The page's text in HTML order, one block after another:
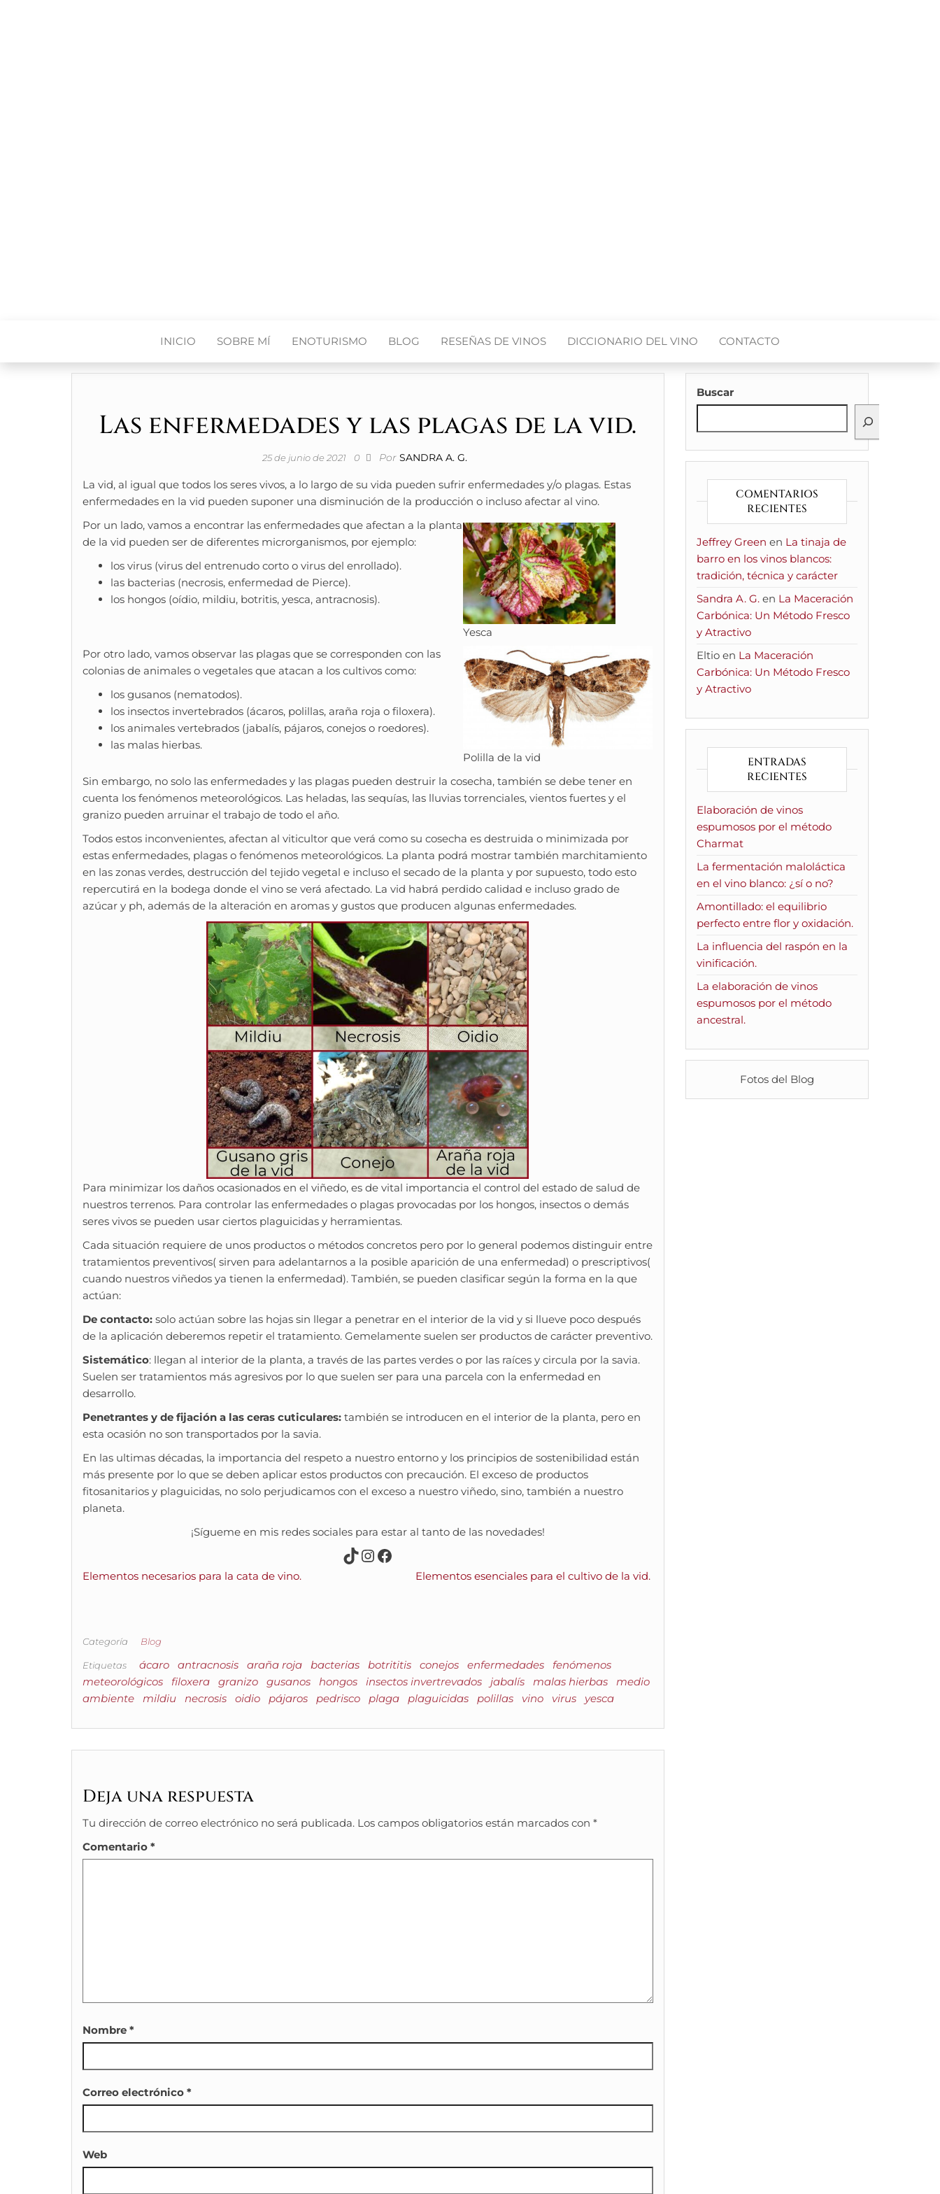
INICIO SOBRE MÍ ENOTURISMO BLOG RESEÑAS DE VINOS DICCIONARIO DEL VINO CONTACTO
Las enfermedades y las plagas de la vid.
25 de junio de 2021 0 Por SANDRA A. G.
La vid, al igual que todos los seres vivos, a lo largo de su vida pueden sufrir enfermedades y/o plagas. Estas
enfermedades en la vid pueden suponer una disminución de la producción o incluso afectar al vino.
Por un lado, vamos a encontrar las enfermedades que afectan a la planta
de la vid pueden ser de diferentes microrganismos, por ejemplo:
los virus (virus del entrenudo corto o virus del enrollado).
las bacterias (necrosis, enfermedad de Pierce).
los hongos (oídio, mildiu, botritis, yesca, antracnosis).
Yesca
Por otro lado, vamos observar las plagas que se corresponden con las
colonias de animales o vegetales que atacan a los cultivos como:
los gusanos (nematodos).
los insectos invertebrados (ácaros, polillas, araña roja o filoxera).
los animales vertebrados (jabalís, pájaros, conejos o roedores).
las malas hierbas.
Polilla de la vid
Sin embargo, no solo las enfermedades y las plagas pueden destruir la cosecha, también se debe tener en
cuenta los fenómenos meteorológicos. Las heladas, las sequías, las lluvias torrenciales, vientos fuertes y el
granizo pueden arruinar el trabajo de todo el año.
Todos estos inconvenientes, afectan al viticultor que verá como su cosecha es destruida o minimizada por
estas enfermedades, plagas o fenómenos meteorológicos. La planta podrá mostrar también marchitamiento
en las zonas verdes, destrucción del tejido vegetal e incluso el secado de la planta y por supuesto, todo esto
repercutirá en la bodega donde el vino se verá afectado. La vid habrá perdido calidad e incluso grado de
azúcar y ph, además de la alteración en aromas y gustos que producen algunas enfermedades.
Para minimizar los daños ocasionados en el viñedo, es de vital importancia el control del estado de salud de
nuestros terrenos. Para controlar las enfermedades o plagas provocadas por los hongos, insectos o demás
seres vivos se pueden usar ciertos plaguicidas y herramientas.
Cada situación requiere de unos productos o métodos concretos pero por lo general podemos distinguir entre
tratamientos preventivos( sirven para adelantarnos a la posible aparición de una enfermedad) o prescriptivos(
cuando nuestros viñedos ya tienen la enfermedad). También, se pueden clasificar según la forma en la que
actúan:
De contacto: solo actúan sobre las hojas sin llegar a penetrar en el interior de la vid y si llueve poco después
de la aplicación deberemos repetir el tratamiento. Gemelamente suelen ser productos de carácter preventivo.
Sistemático: llegan al interior de la planta, a través de las partes verdes o por las raíces y circula por la savia.
Suelen ser tratamientos más agresivos por lo que suelen ser para una parcela con la enfermedad en
desarrollo.
Penetrantes y de fijación a las ceras cuticulares: también se introducen en el interior de la planta, pero en
esta ocasión no son transportados por la savia.
En las ultimas décadas, la importancia del respeto a nuestro entorno y los principios de sostenibilidad están
más presente por lo que se deben aplicar estos productos con precaución. El exceso de productos
fitosanitarios y plaguicidas, no solo perjudicamos con el exceso a nuestro viñedo, sino, también a nuestro
planeta.
¡Sígueme en mis redes sociales para estar al tanto de las novedades!
TikTok
Instagram
Facebook
Elementos necesarios para la cata de vino. Elementos esenciales para el cultivo de la vid.
Categoría Blog
Etiquetas ácaro antracnosis araña roja bacterias botrititis conejos enfermedades
fenómenos
meteorológicos
filoxera granizo gusanos hongos insectos invertrevados jabalís malas hierbas
medio
ambiente
mildiu necrosis oidio pájaros pedrisco plaga plaguicidas polillas vino virus yesca
Deja una respuesta
Tu dirección de correo electrónico no será publicada. Los campos obligatorios están marcados con *
Comentario *
Nombre *
Correo electrónico *
Web
Buscar
COMENTARIOS
RECIENTES
Jeffrey Green en La tinaja de
barro en los vinos blancos:
tradición, técnica y carácter
Sandra A. G.en La Maceración
Carbónica: Un Método Fresco
y Atractivo
Eltioen La Maceración
Carbónica: Un Método Fresco
y Atractivo
ENTRADAS
RECIENTES
Elaboración de vinos
espumosos por el método
Charmat
La fermentación maloláctica
en el vino blanco: ¿sí o no?
Amontillado: el equilibrio
perfecto entre flor y oxidación.
La influencia del raspón en la
vinificación.
La elaboración de vinos
espumosos por el método
ancestral.
Fotos del Blog